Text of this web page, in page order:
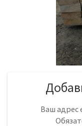
Ваш адрес